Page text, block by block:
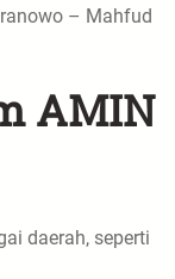
– Mahfud
AMIN
daerah, seperti